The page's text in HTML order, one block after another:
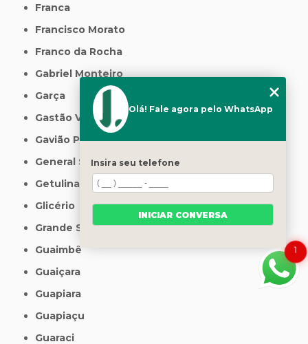
Franca
Francisco Morato
Franco da Rocha
Gabriel Monteiro
Garça
Gastão Vidigal
Gavião Peixoto
General Salgado
Getulina
Glicério
Grande São Paulo
Guaimbê
Guaiçara
Guapiara
Guapiaçu
Guaraci
1
Olá! Fale agora pelo WhatsApp
Insira seu telefone
INICIAR CONVERSA